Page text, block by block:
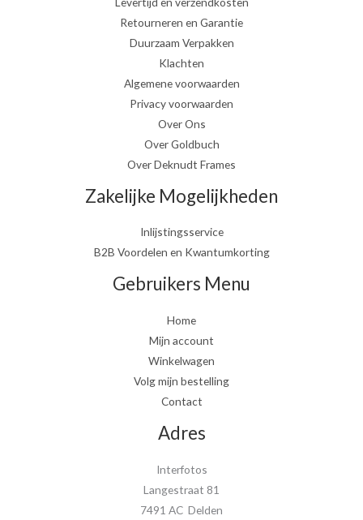
Retourneren en Garantie
Duurzaam Verpakken
Klachten
Algemene voorwaarden
Privacy voorwaarden
Over Ons
Over Goldbuch
Over Deknudt Frames
Zakelijke Mogelijkheden
Inlijstingsservice
B2B Voordelen en Kwantumkorting
Gebruikers Menu
Home
Mijn account
Winkelwagen
Volg mijn bestelling
Contact
Adres
Interfotos
Langestraat 81
7491 AC Delden